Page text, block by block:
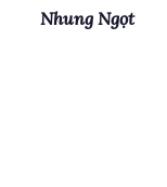
Nhung Ngọt